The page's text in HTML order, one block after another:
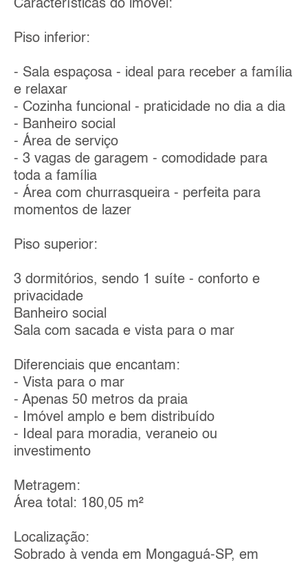
Características do imóvel:
Piso inferior:
- Sala espaçosa - ideal para receber a família
e relaxar
- Cozinha funcional - praticidade no dia a dia
- Banheiro social
- Área de serviço
- 3 vagas de garagem - comodidade para
toda a família
- Área com churrasqueira - perfeita para
momentos de lazer
Piso superior:
3 dormitórios, sendo 1 suíte - conforto e
privacidade
Banheiro social
Sala com sacada e vista para o mar
Diferenciais que encantam:
- Vista para o mar
- Apenas 50 metros da praia
- Imóvel amplo e bem distribuído
- Ideal para moradia, veraneio ou
investimento
Metragem:
Área total: 180,05 m²
Localização:
Sobrado à venda em Mongaguá-SP, em